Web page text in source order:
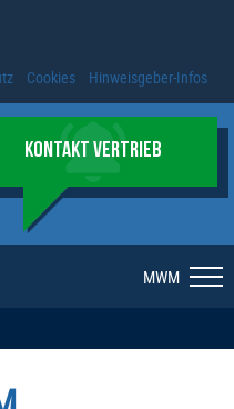
Cookies Hinweisgeber-Infos
KONTAKT VERTRIEB
MWM